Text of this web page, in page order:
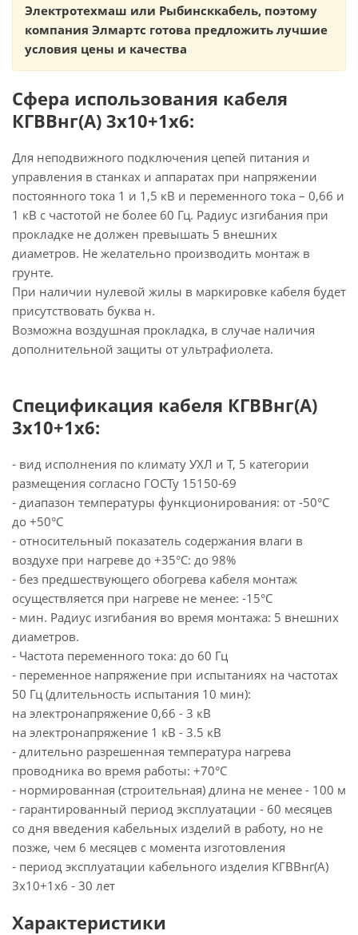
Электротехмаш или Рыбинсккабель, поэтому
компания Элмартс готова предложить лучшие
условия цены и качества
Сфера использования кабеля
КГВВнг(А) 3х10+1х6:
Для неподвижного подключения цепей питания и
управления в станках и аппаратах при напряжении
постоянного тока 1 и 1,5 кВ и переменного тока – 0,66 и
1 кВ с частотой не более 60 Гц. Радиус изгибания при
прокладке не должен превышать 5 внешних
диаметров. Не желательно производить монтаж в
грунте.
При наличии нулевой жилы в маркировке кабеля будет
присутствовать буква н.
Возможна воздушная прокладка, в случае наличия
дополнительной защиты от ультрафиолета.
Спецификация кабеля КГВВнг(А)
3х10+1х6:
- вид исполнения по климату УХЛ и Т, 5 категории
размещения согласно ГОСТу 15150-69
- диапазон температуры функционирования: от -50°С
до +50°С
- относительный показатель содержания влаги в
воздухе при нагреве до +35°С: до 98%
- без предшествующего обогрева кабеля монтаж
осуществляется при нагреве не менее: -15°С
- мин. Радиус изгибания во время монтажа: 5 внешних
диаметров.
- Частота переменного тока: до 60 Гц
- переменное напряжение при испытаниях на частотах
50 Гц (длительность испытания 10 мин):
на электронапряжение 0,66 - 3 кВ
на электронапряжение 1 кВ - 3.5 кВ
- длительно разрешенная температура нагрева
проводника во время работы: +70°С
- нормированная (строительная) длина не менее - 100 м
- гарантированный период эксплуатации - 60 месяцев
со дня введения кабельных изделий в работу, но не
позже, чем 6 месяцев с момента изготовления
- период эксплуатации кабельного изделия КГВВнг(А)
3х10+1х6 - 30 лет
Характеристики